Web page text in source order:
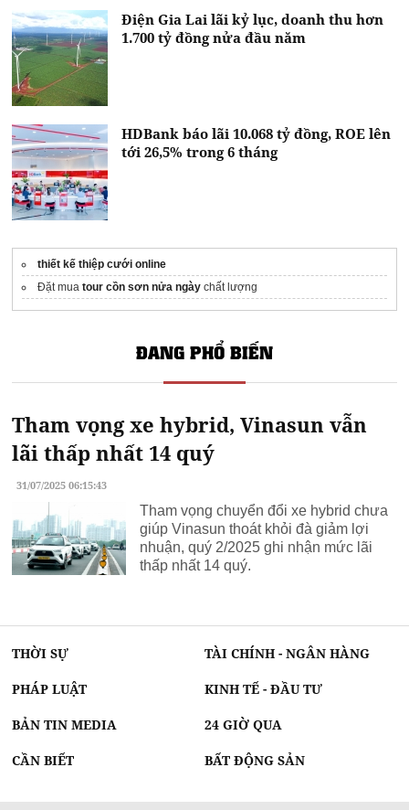
Điện Gia Lai lãi kỷ lục, doanh thu hơn
1.700 tỷ đồng nửa đầu năm
HDBank báo lãi 10.068 tỷ đồng, ROE lên
tới 26,5% trong 6 tháng
thiết kế thiệp cưới online​
Đặt muatour cồn sơn nửa ngày chất lượng
ĐANG PHỔ BIẾN
Tham vọng xe hybrid, Vinasun vẫn
lãi thấp nhất 14 quý
31/07/2025 06:15:43
Tham vọng chuyển đổi xe hybrid chưa
giúp Vinasun thoát khỏi đà giảm lợi
nhuận, quý 2/2025 ghi nhận mức lãi
thấp nhất 14 quý.
THỜI SỰ TÀI CHÍNH - NGÂN HÀNG
PHÁP LUẬT KINH TẾ - ĐẦU TƯ
BẢN TIN MEDIA 24 GIỜ QUA
CẦN BIẾT BẤT ĐỘNG SẢN